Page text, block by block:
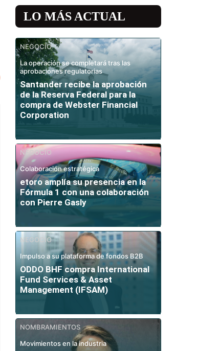
LO MÁS ACTUAL
NEGOCIO
La operación se completará tras las
aprobaciones regulatorias
Santander recibe la aprobación
de la Reserva Federal para la
compra de Webster Financial
Corporation
NEGOCIO
Colaboración estratégica
etoro amplía su presencia en la
Fórmula 1 con una colaboración
con Pierre Gasly
NEGOCIO
Impulso a su plataforma de fondos B2B
ODDO BHF compra International
Fund Services & Asset
Management (IFSAM)
NOMBRAMIENTOS
Movimientos en la industria